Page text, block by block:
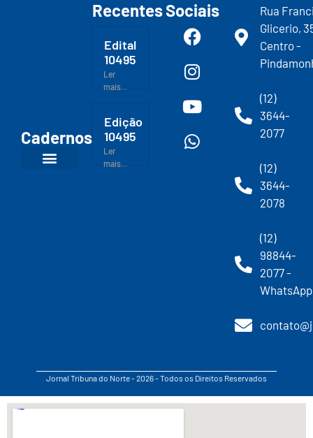
Cadernos
Recentes
Edital
10495
Ler
mais...
Edição
10495
Ler
mais...
Sociais
Rua
Glicerio,
Centro -
(12)
3644-
2077
(12)
3644-
2078
(12)
98844-
2077 -
WhatsApp
Jornal Tribuna do Norte - 2026 - Todos os Direitos Reservados